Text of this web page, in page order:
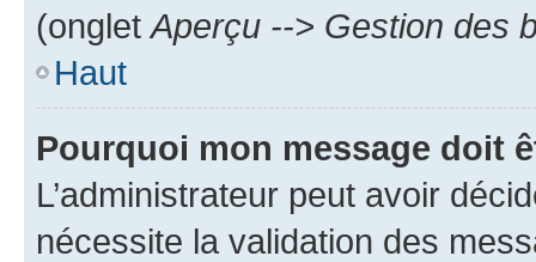
(ongletAperçu --> Gestion des
Haut
Pourquoi mon message doit
L’administrateur peut avoir
nécessite la validation des